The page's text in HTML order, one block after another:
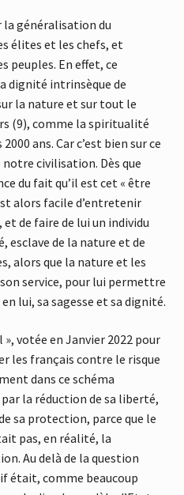
la généralisation du
élites et les chefs, et
peuples. En effet, ce
dignité intrinsèque de
la nature et sur tout le
(9), comme la spiritualité
ans. Car c’est bien sur ce
notre civilisation. Dès que
du fait qu’il est cet « être
alors facile d’entretenir
de faire de lui un individu
esclave de la nature et de
alors que la nature et les
service, pour lui permettre
lui, sa sagesse et sa dignité.
», votée en Janvier 2022 pour
les français contre le risque
dans ce schéma
la réduction de sa liberté,
sa protection, parce que le
pas, en réalité, la
Au delà de la question
était, comme beaucoup